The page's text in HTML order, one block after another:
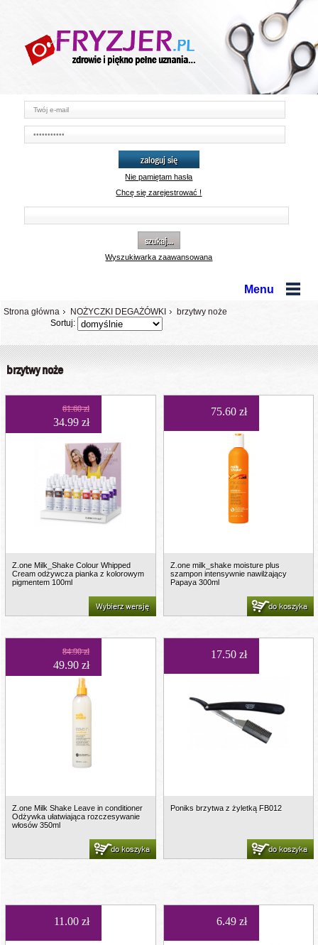
zaloguj się
Nie pamiętam hasła
Chcę się zarejestrować !
szukaj...
Wyszukiwarka zaawansowana
Menu
Strona główna NOŻYCZKI DEGAŻÓWKI
brzytwy noże
Sortuj:
brzytwy noże
61.60 zł
34.99 zł
Z.one Milk_Shake Colour Whipped
Cream odżywcza pianka z kolorowym
pigmentem 100ml
Wybierz wersję
75.60 zł
Z.one milk_shake moisture plus
szampon intensywnie nawilżający
Papaya 300ml
do koszyka
84.90 zł
49.90 zł
Z.one Milk Shake Leave in conditioner
Odżywka ułatwiająca rozczesywanie
włosów 350ml
do koszyka
17.50 zł
Poniks brzytwa z żyletką FB012
do koszyka
11.00 zł 6.49 zł